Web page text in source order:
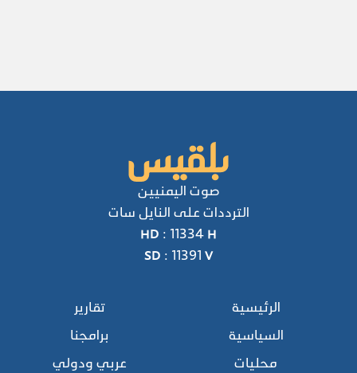
صوت اليمنيين
الترددات على النايل سات
HD : 11334 H
SD : 11391 V
الرئيسية
السياسية
محليات
تقارير
برامجنا
عربي ودولي